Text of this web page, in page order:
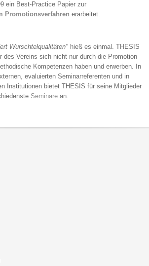
ein Best-Practice Papier zur
Promotionsverfahren erarbeitet.
Wurschtelqualitäten" hieß es einmal. THESIS
des Vereins sich nicht nur durch die Promotion
Kompetenzen haben und erwerben. In
evaluierten Seminarreferenten und in
Institutionen bietet THESIS für seine Mitglieder
Seminare an.